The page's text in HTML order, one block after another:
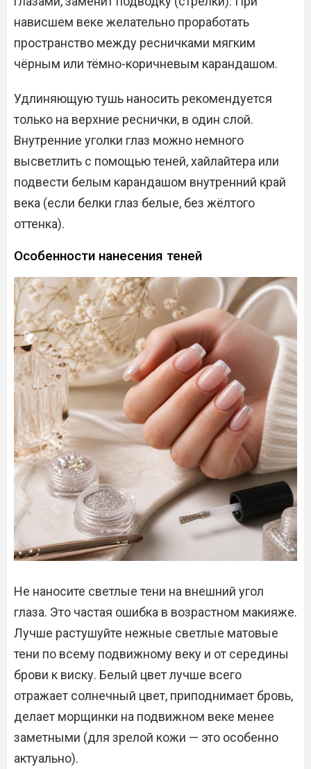
нависшем веке желательно проработать
пространство между ресничками мягким
чёрным или тёмно-коричневым карандашом.
Удлиняющую тушь наносить рекомендуется
только на верхние реснички, в один слой.
Внутренние уголки глаз можно немного
высветлить с помощью теней, хайлайтера или
подвести белым карандашом внутренний край
века (если белки глаз белые, без жёлтого
оттенка).
Особенности нанесения теней
Не наносите светлые тени на внешний угол
глаза. Это частая ошибка в возрастном макияже.
Лучше растушуйте нежные светлые матовые
тени по всему подвижному веку и от середины
брови к виску. Белый цвет лучше всего
отражает солнечный цвет, приподнимает бровь,
делает морщинки на подвижном веке менее
заметными (для зрелой кожи — это особенно
актуально).